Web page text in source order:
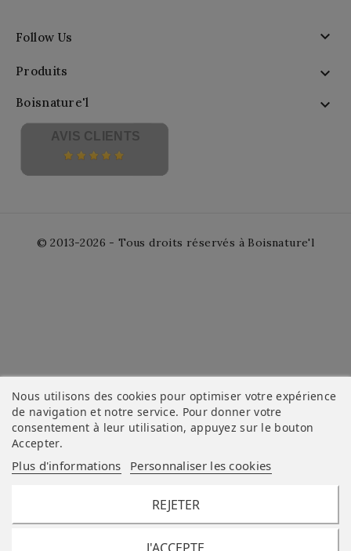
Follow Us 
Produits 
Boisnature'l 
Nous utilisons des cookies pour optimiser votre expérience
de navigation et notre service. Pour donner votre
consentement à leur utilisation, appuyez sur le bouton
Accepter.
Plus d'informations Personnaliser les cookies
REJETER
AVIS CLIENTS
© 2013-2026 - Tous droits réservés à Boisnature'l